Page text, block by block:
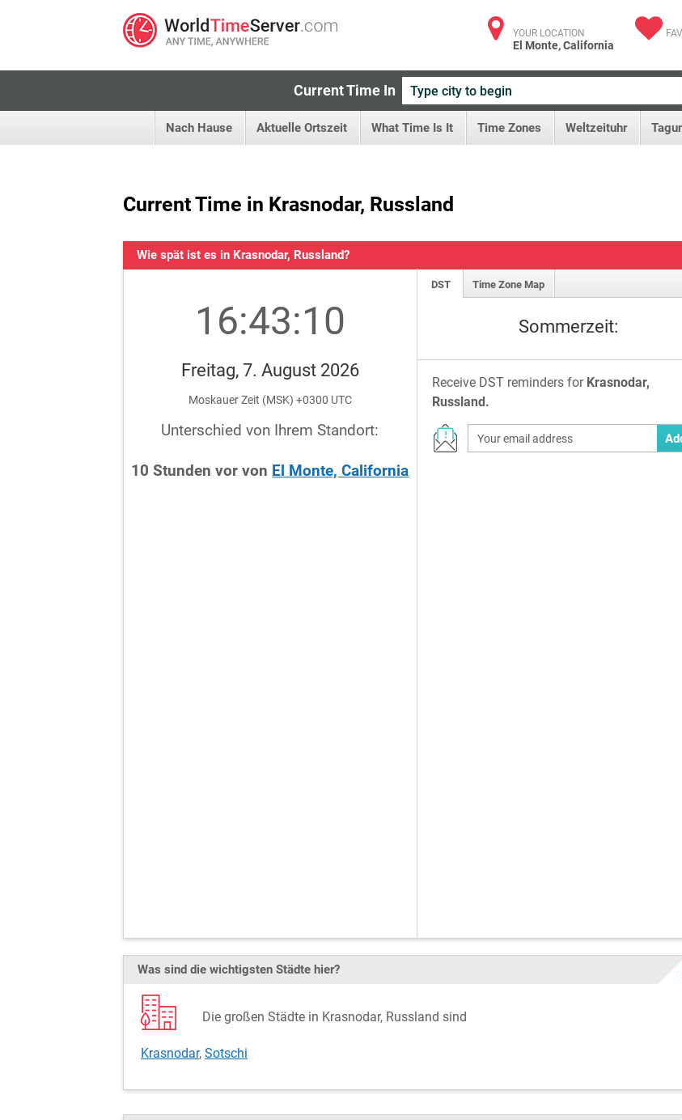
YOUR LOCATION
El Monte, California
Current Time In
Nach Hause Aktuelle Ortszeit What Time Is It Time Zones Weltzeituhr
Current Time in Krasnodar, Russland
Wie spät ist es in Krasnodar, Russland?
16:43:11
Freitag, 7. August 2026
Moskauer Zeit (MSK) +0300 UTC
Unterschied von Ihrem Standort:
10 Stunden vor von El Monte, California
DST Time Zone Map
Sommerzeit:
Receive DST reminders for Krasnodar,
Russland.
Was sind die wichtigsten Städte hier?
Die großen Städte in Krasnodar, Russland sind
Krasnodar, Sotschi